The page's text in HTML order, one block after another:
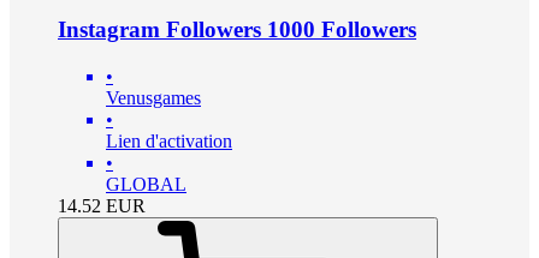
Instagram Followers 1000 Followers
•
Venusgames
•
Lien d'activation
•
GLOBAL
14.52 EUR